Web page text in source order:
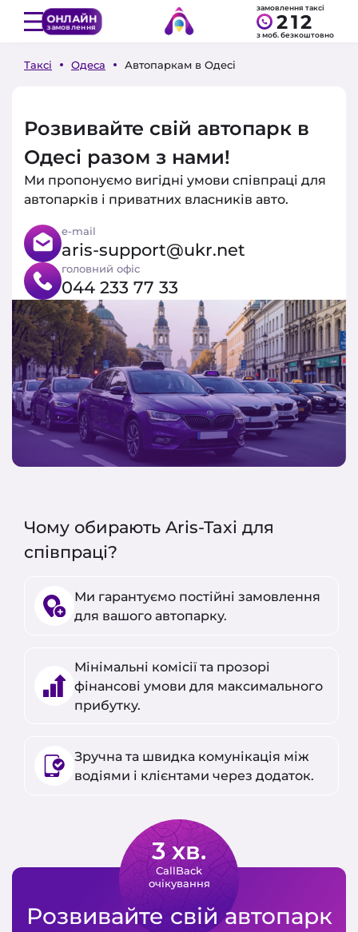
ОНЛАЙН
замовлення
замовлення таксі
212
з моб. безкоштовно
Таксі Одеса Автопаркам в Одесі
Розвивайте свій автопарк в
Одесі разом з нами!
Ми пропонуємо вигідні умови співпраці для
автопарків і приватних власників авто.
e-mail
aris-support@ukr.net
головний офіс
044 233 77 33
Чому обирають Aris-Taxi для
співпраці?
Ми гарантуємо постійні замовлення
для вашого автопарку.
Мінімальні комісії та прозорі
фінансові умови для максимального
прибутку.
Зручна та швидка комунікація між
водіями і клієнтами через додаток.
Розвивайте свій автопарк
3 хв.
CallBack
очікування